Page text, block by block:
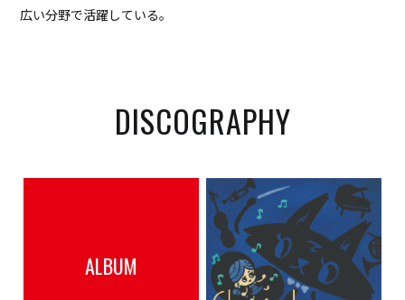
広い分野で活躍している。
DISCOGRAPHY
ALBUM